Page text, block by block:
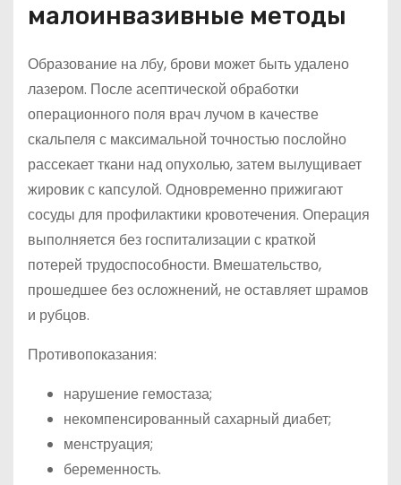
малоинвазивные методы
Образование на лбу, брови может быть удалено
лазером. После асептической обработки
операционного поля врач лучом в качестве
скальпеля с максимальной точностью послойно
рассекает ткани над опухолью, затем вылущивает
жировик с капсулой. Одновременно прижигают
сосуды для профилактики кровотечения. Операция
выполняется без госпитализации с краткой
потерей трудоспособности. Вмешательство,
прошедшее без осложнений, не оставляет шрамов
и рубцов.
Противопоказания:
нарушение гемостаза;
некомпенсированный сахарный диабет;
менструация;
беременность.